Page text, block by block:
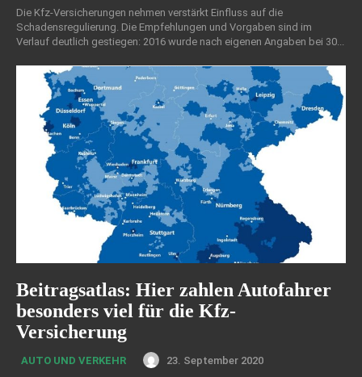
Die Kfz-Versicherungen nehmen verstärkt Einfluss auf die
Schadensregulierung. Die Empfehlungen und Vorgaben sind im
Verlauf deutlich gestiegen: 2016 wurde nach eigenen Angaben bei 30...
Beitragsatlas: Hier zahlen Autofahrer
besonders viel für die Kfz-
Versicherung
AUTO UND VERKEHR
23. September 2020